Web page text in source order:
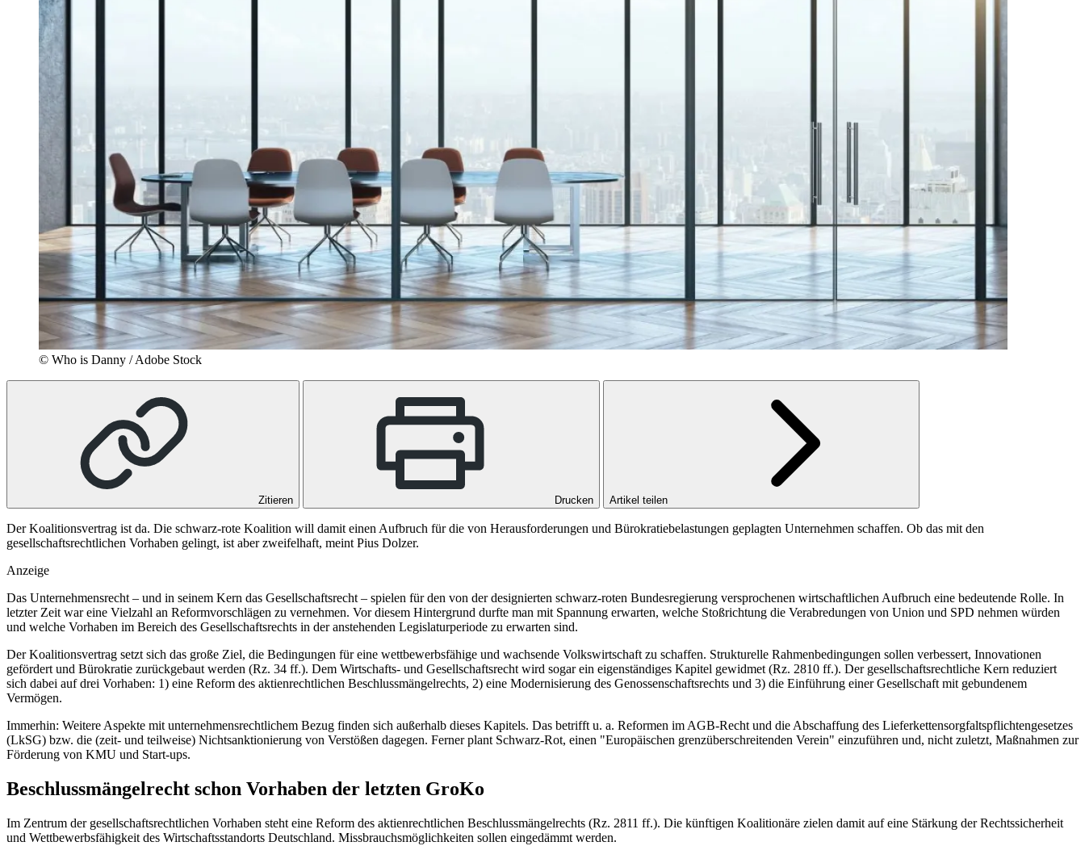
© Who is Danny / Adobe Stock
Zitieren Drucken Artikel teilen
Der Koalitionsvertrag ist da. Die schwarz-rote Koalition will damit einen Aufbruch für die von Herausforderungen und Bürokratiebelastungen geplagten Unternehmen schaffen. Ob das mit den
gesellschaftsrechtlichen Vorhaben gelingt, ist aber zweifelhaft, meint Pius Dolzer.
Anzeige
Das Unternehmensrecht – und in seinem Kern das Gesellschaftsrecht – spielen für den von der designierten schwarz-roten Bundesregierung versprochenen wirtschaftlichen Aufbruch eine bedeutende Rolle. In
letzter Zeit war eine Vielzahl an Reformvorschlägen zu vernehmen. Vor diesem Hintergrund durfte man mit Spannung erwarten, welche Stoßrichtung die Verabredungen von Union und SPD nehmen würden
und welche Vorhaben im Bereich des Gesellschaftsrechts in der anstehenden Legislaturperiode zu erwarten sind.
Der Koalitionsvertrag setzt sich das große Ziel, die Bedingungen für eine wettbewerbsfähige und wachsende Volkswirtschaft zu schaffen. Strukturelle Rahmenbedingungen sollen verbessert, Innovationen
gefördert und Bürokratie zurückgebaut werden (Rz. 34 ff.). Dem Wirtschafts- und Gesellschaftsrecht wird sogar ein eigenständiges Kapitel gewidmet (Rz. 2810 ff.). Der gesellschaftsrechtliche Kern reduziert
sich dabei auf drei Vorhaben: 1) eine Reform des aktienrechtlichen Beschlussmängelrechts, 2) eine Modernisierung des Genossenschaftsrechts und 3) die Einführung einer Gesellschaft mit gebundenem
Vermögen.
Immerhin: Weitere Aspekte mit unternehmensrechtlichem Bezug finden sich außerhalb dieses Kapitels. Das betrifft u. a. Reformen im AGB-Recht und die Abschaffung des Lieferkettensorgfaltspflichtengesetzes
(LkSG) bzw. die (zeit- und teilweise) Nichtsanktionierung von Verstößen dagegen. Ferner plant Schwarz-Rot, einen "Europäischen grenzüberschreitenden Verein" einzuführen und, nicht zuletzt, Maßnahmen zur
Förderung von KMU und Start-ups.
Beschlussmängelrecht schon Vorhaben der letzten GroKo
Im Zentrum der gesellschaftsrechtlichen Vorhaben steht eine Reform des aktienrechtlichen Beschlussmängelrechts (Rz. 2811 ff.). Die künftigen Koalitionäre zielen damit auf eine Stärkung der Rechtssicherheit
und Wettbewerbsfähigkeit des Wirtschaftsstandorts Deutschland. Missbrauchsmöglichkeiten sollen eingedämmt werden.